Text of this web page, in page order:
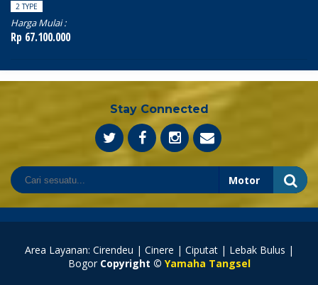
2 TYPE
Harga Mulai :
Rp 67.100.000
Stay Connected
Area Layanan: Cirendeu | Cinere | Ciputat | Lebak Bulus |
Bogor Copyright © Yamaha Tangsel